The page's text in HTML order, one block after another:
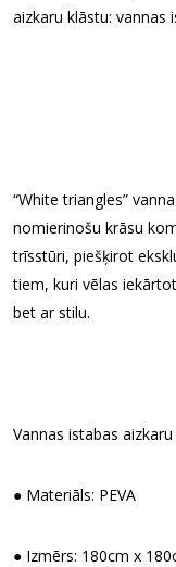
aizkaru klāstu: vannas
“White triangles”
nomierinošu krāsu
trīsstūri, piešķirot
tiem, kuri vēlas
bet ar stilu.
Vannas istabas
● Materiāls: PEVA
● Izmērs: 180cm x